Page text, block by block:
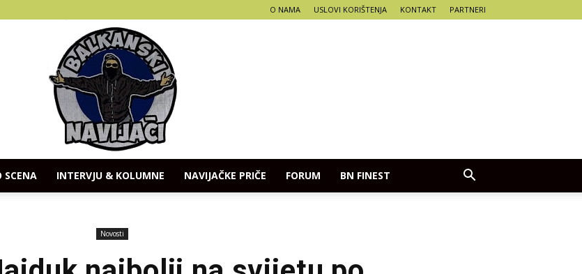
O NAMA USLOVI KORIŠTENJA KONTAKT PARTNERI
SCENA INTERVJU & KOLUMNE NAVIJAČKE PRIČE FORUM BN FINEST
Novosti